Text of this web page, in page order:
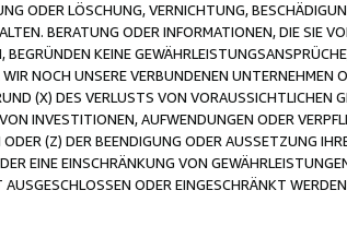
ODER LÖSCHUNG, VERNICHTUNG,
BERATUNG ODER INFORMATIONEN, DIE SIE
KEINE
NOCH UNSERE VERBUNDENEN
(X) DES VERLUSTS VON VORAUSSICHTLICHEN
INVESTITIONEN, AUFWENDUNGEN ODER
(Z) DER BEENDIGUNG ODER AUSSETZUNG
EINE EINSCHRÄNKUNG VON
ODER EINGESCHRÄNKT